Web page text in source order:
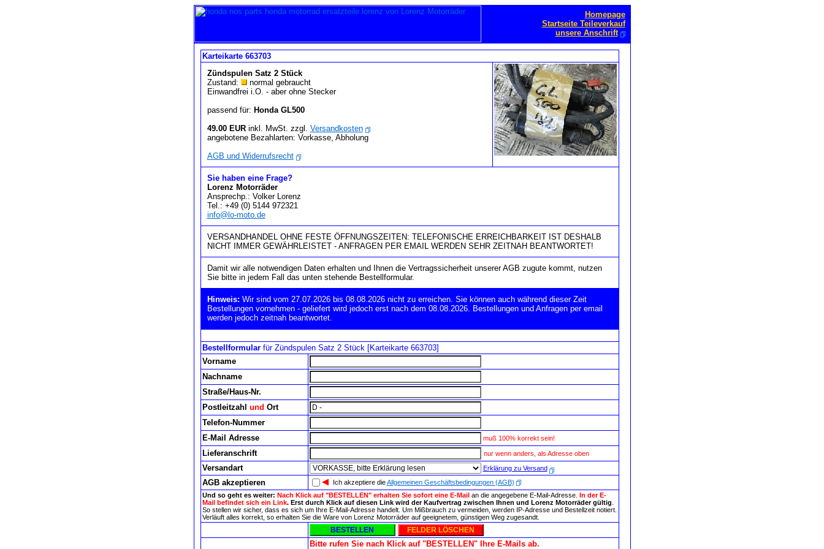
Homepage
Startseite Teileverkauf
unsere Anschrift
Karteikarte 663703
Zündspulen Satz 2 Stück
Zustand:
normal gebraucht
Einwandfrei i.O. - aber ohne Stecker
passend für: Honda GL500
49.00 EUR inkl. MwSt. zzgl. Versandkosten
angebotene Bezahlarten: Vorkasse, Abholung
AGB und Widerrufsrecht
Sie haben eine Frage?
Lorenz Motorräder
Ansprechp.: Volker Lorenz
Tel.: +49 (0) 5144 972321
info@lo-moto.de
VERSANDHANDEL OHNE FESTE ÖFFNUNGSZEITEN: TELEFONISCHE ERREICHBARKEIT IST DESHALB
NICHT IMMER GEWÄHRLEISTET - ANFRAGEN PER EMAIL WERDEN SEHR ZEITNAH BEANTWORTET!
Damit wir alle notwendigen Daten erhalten und Ihnen die Vertragssicherheit unserer AGB zugute kommt, nutzen
Sie bitte in jedem Fall das unten stehende Bestellformular.
Hinweis: Wir sind vom 27.07.2026 bis 08.08.2026 nicht zu erreichen. Sie können auch während dieser Zeit
Bestellungen vornehmen - geliefert wird jedoch erst nach dem 08.08.2026. Bestellungen und Anfragen per email
werden jedoch zeitnah beantwortet.
Bestellformular für Zündspulen Satz 2 Stück [Karteikarte 663703]
Vorname
Nachname
Straße/Haus-Nr.
Postleitzahl und Ort
Telefon-Nummer
E-Mail Adresse
muß 100% korrekt sein!
Lieferanschrift nur wenn anders, als Adresse oben
Versandart Erklärung zu Versand
AGB akzeptieren Ich akzeptiere dieAllgemeinen Geschäftsbedingungen (AGB)
Und so geht es weiter: Nach Klick auf "BESTELLEN" erhalten Sie sofort eine E-Mail an die angegebene E-Mail-Adresse. In der E-
Mail befindet sich ein Link. Erst durch Klick auf diesen Link wird der Kaufvertrag zwischen Ihnen und Lorenz Motorräder gültig
So stellen wir sicher, dass es sich um Ihre E-Mail-Adresse handelt. Um Mißbrauch zu vermeiden, werden IP-Adresse und Bestellzeit notiert.
Verläuft alles korrekt, so erhalten Sie die Ware von Lorenz Motorräder auf geeignetem, günstigen Weg zugesandt.
Bitte rufen Sie nach Klick auf "BESTELLEN" Ihre E-Mails ab.